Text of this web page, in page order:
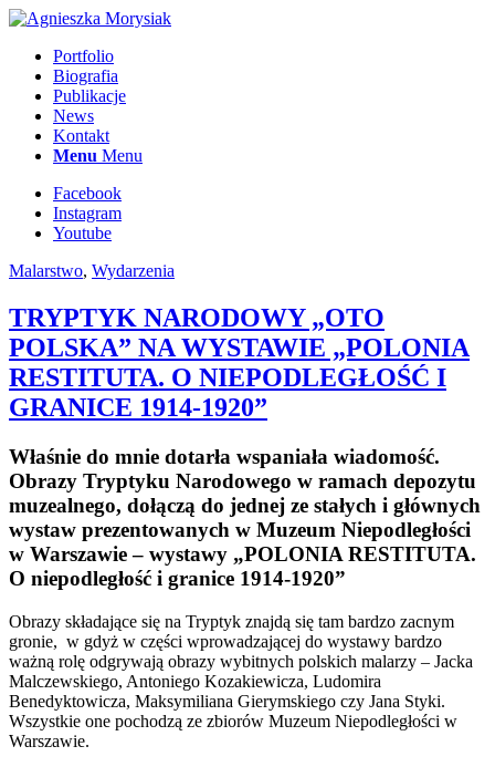
Portfolio
Biografia
Publikacje
News
Kontakt
Menu Menu
Facebook
Instagram
Youtube
Malarstwo, Wydarzenia
TRYPTYK NARODOWY „OTO
POLSKA” NA WYSTAWIE „POLONIA
RESTITUTA. O NIEPODLEGŁOŚĆ I
GRANICE 1914-1920”
Właśnie do mnie dotarła wspaniała wiadomość.
Obrazy Tryptyku Narodowego w ramach depozytu
muzealnego, dołączą do jednej ze stałych i głównych
wystaw prezentowanych w Muzeum Niepodległości
w Warszawie – wystawy „POLONIA RESTITUTA.
O niepodległość i granice 1914-1920”
Obrazy składające się na Tryptyk znajdą się tam bardzo zacnym
gronie, w gdyż w części wprowadzającej do wystawy bardzo
ważną rolę odgrywają obrazy wybitnych polskich malarzy – Jacka
Malczewskiego, Antoniego Kozakiewicza, Ludomira
Benedyktowicza, Maksymiliana Gierymskiego czy Jana Styki.
Wszystkie one pochodzą ze zbiorów Muzeum Niepodległości w
Warszawie.